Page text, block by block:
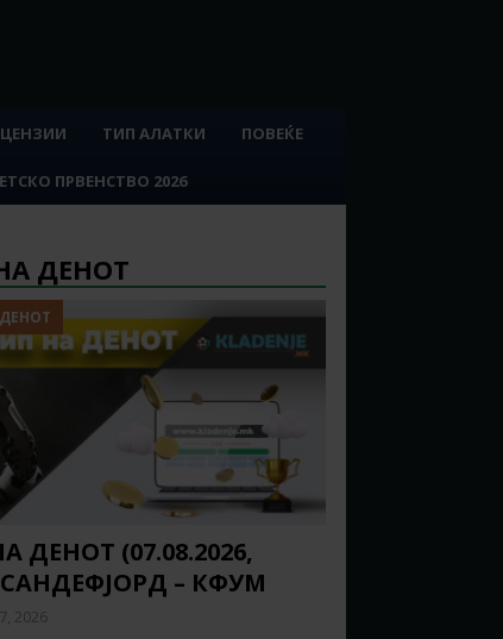
ТИП АЛАТКИ ПОВЕЌЕ
ПРВЕНСТВО 2026
ДЕНОТ
ДЕНОТ (07.08.2026,
САНДЕФЈОРД – КФУМ
2026